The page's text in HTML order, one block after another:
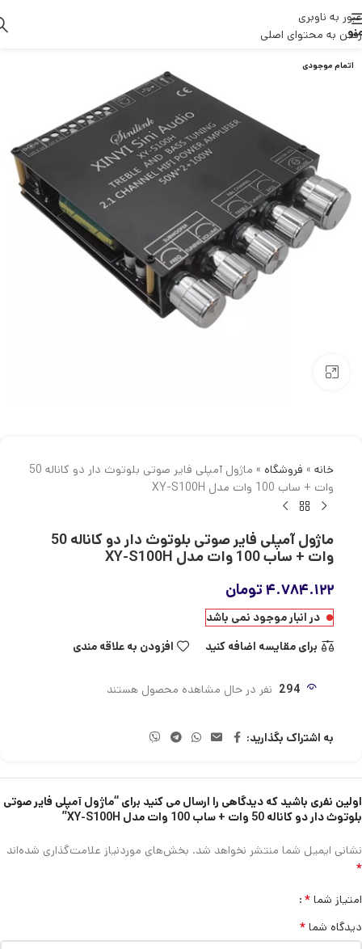
عبور به ناوبری
رفتن به محتوای اصلی
اتمام موجودی
خانه » فروشگاه »
ماژول آمپلی فایر صوتی بلوتوث دار دو کاناله 50
وات + ساب 100 وات مدل XY-S100H
ماژول آمپلی فایر صوتی بلوتوث دار دو کاناله 50
وات + ساب 100 وات مدل XY-S100H
۴.۷۸۴.۱۲۲تومان
در انبار موجود نمی باشد
برای مقایسه اضافه کنید
افزودن به علاقه مندی
294 نفر در حال مشاهده محصول هستند
به اشتراک بگذارید:
اولین نفری باشید که دیدگاهی را ارسال می کنید برای “ماژول آمپلی فایر صوتی
بلوتوث دار دو کاناله 50 وات + ساب 100 وات مدل XY-S100H”
نشانی ایمیل شما منتشر نخواهد شد. بخش‌های موردنیاز علامت‌گذاری شده‌اند
*
امتیاز شما *
دیدگاه شما *